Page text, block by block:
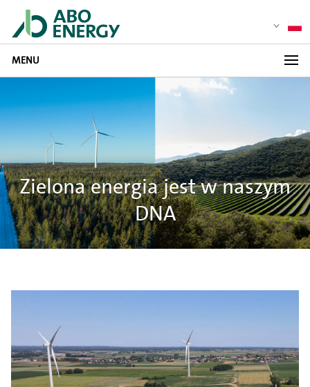
MENU
Zielona energia jest w naszym
DNA